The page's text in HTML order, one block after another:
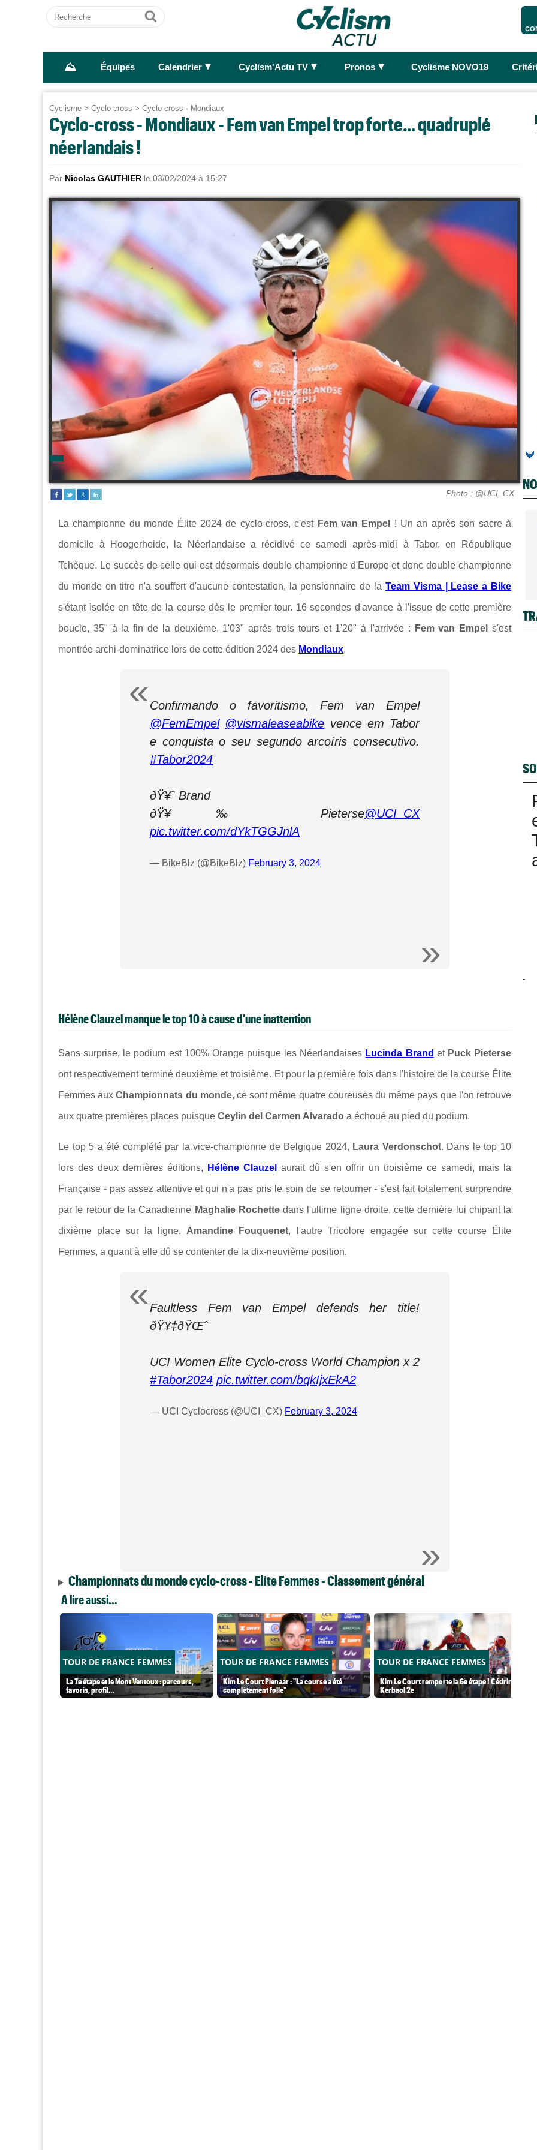
Recherche
Ok
⛰ Équipes Calendrier ► Cyclism'Actu TV ► Pronos ► Cyclisme NOVO19
Cyclisme > Cyclo-cross > Cyclo-cross - Mondiaux
Cyclo-cross - Mondiaux - Fem van Empel trop forte... quadruplé
néerlandais !
Par Nicolas GAUTHIER le 03/02/2024 à 15:27
Photo : @UCI_CX
La championne du monde Élite 2024 de cyclo-cross, c'est Fem van Empel ! Un an après son sacre à
domicile à Hoogerheide, la Néerlandaise a récidivé ce samedi après-midi à Tabor, en République
Tchèque. Le succès de celle qui est désormais double championne d'Europe et donc double championne
du monde en titre n'a souffert d'aucune contestation, la pensionnaire de la Team Visma | Lease a Bike
s'étant isolée en tête de la course dès le premier tour. 16 secondes d'avance à l'issue de cette première
boucle, 35" à la fin de la deuxième, 1'03" après trois tours et 1'20" à l'arrivée : Fem van Empel s'est
montrée archi-dominatrice lors de cette édition 2024 des Mondiaux.
Confirmando o favoritismo, Fem van Empel
@FemEmpel @vismaleaseabike vence em Tabor
e conquista o seu segundo arcoíris consecutivo.
#Tabor2024
ðŸ¥ˆ Brand
ðŸ¥‰ Pieterse@UCI_CX
pic.twitter.com/dYkTGGJnlA
— BikeBlz (@BikeBlz) February 3, 2024
Hélène Clauzel manque le top 10 à cause d'une inattention
Sans surprise, le podium est 100% Orange puisque les Néerlandaises Lucinda Brand et Puck Pieterse
ont respectivement terminé deuxième et troisième. Et pour la première fois dans l'histoire de la course Élite
Femmes auxChampionnats du monde, ce sont même quatre coureuses du même pays que l'on retrouve
aux quatre premières places puisque Ceylin del Carmen Alvarado a échoué au pied du podium.
Le top 5 a été complété par la vice-championne de Belgique 2024, Laura Verdonschot. Dans le top 10
lors des deux dernières éditions, Hélène Clauzel aurait dû s'en offrir un troisième ce samedi, mais la
Française - pas assez attentive et qui n'a pas pris le soin de se retourner - s'est fait totalement surprendre
par le retour de la Canadienne Maghalie Rochettedans l'ultime ligne droite, cette dernière lui chipant la
dixième place sur la ligne. Amandine Fouquenet, l'autre Tricolore engagée sur cette course Élite
Femmes, a quant à elle dû se contenter de la dix-neuvième position.
Faultless Fem van Empel defends her title!
ðŸ¥‡ðŸŒˆ
UCI Women Elite Cyclo-cross World Champion x 2
#Tabor2024 pic.twitter.com/bqkIjxEkA2
— UCI Cyclocross (@UCI_CX) February 3, 2024
Championnats du monde cyclo-cross - Elite Femmes - Classement général
A lire aussi...
TOUR DE FRANCE FEMMES
La 7e étape et le Mont Ventoux : parcours,
favoris, profil…
TOUR DE FRANCE FEMMES
Kim Le Court Pienaar : "La course a été
complètement folle"
TOUR DE FRANCE FEMMES
Kim Le Court remporte la 6e étape ! Cédrine
Kerbaol 2e
-